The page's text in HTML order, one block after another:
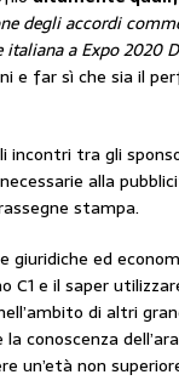
degli accordi
a Expo 2020
e far sì che sia il
incontri tra gli
alla
stampa.
giuridiche ed
C1 e il saper
di altri
la conoscenza
un’età non